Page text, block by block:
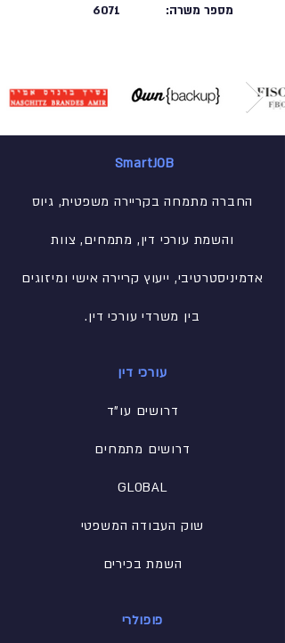
6071 מספר משרה:
SmartJOB
החברה מתמחה בקריירה משפטית, גיוס
והשמת עורכי דין, מתמחים, צוות
אדמיניסטרטיבי, ייעוץ קריירה אישי ומיזוגים
בין משרדי עורכי דין.
עורכי דין
דרושים עו"ד
דרושים מתמחים
GLOBAL
שוק העבודה המשפטי
השמת בכירים
פופולרי